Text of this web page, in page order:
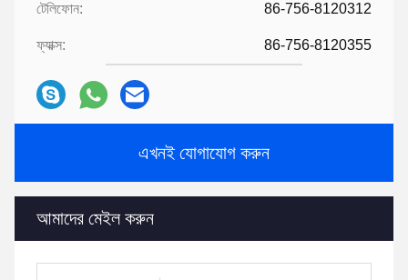
টেলিফোন: 86-756-8120312
ফ্যাক্স: 86-756-8120355
এখনই যোগাযোগ করুন
আমাদের মেইল ​​করুন